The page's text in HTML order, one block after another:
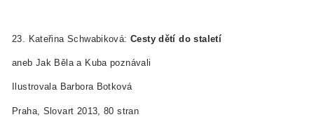
23. Kateřina Schwabiková: Cesty dětí do staletí
aneb Jak Běla a Kuba poznávali
Ilustrovala Barbora Botková
Praha, Slovart 2013, 80 stran